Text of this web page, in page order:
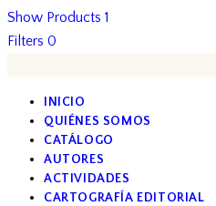
Show Products 1
Filters 0
INICIO
QUIÉNES SOMOS
CATÁLOGO
AUTORES
ACTIVIDADES
CARTOGRAFÍA EDITORIAL